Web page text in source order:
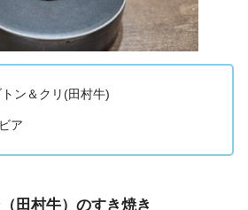
ン＆クリ(田村牛)
ア
田村牛）のすき焼き